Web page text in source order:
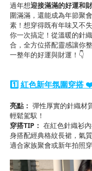
過年想迎接滿滿的好運和
圍滿滿，還能成為年節聚
素！想穿得既有年味又不
你一次搞定！從溫暖的針
合，全方位搭配靈感讓你
一整年的好運與財運！👇
1️⃣ 紅色新年氛圍穿搭
亮點： 彈性厚實的針織材
輕鬆駕馭！
穿搭TIP： 在紅色針織衫
身搭配經典格紋長裙，氣
適合家族聚會或新年拍照